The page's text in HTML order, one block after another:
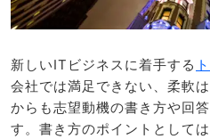
新しいITビジネスに着手する
会社では満足できない、柔軟
からも志望動機の書き方や回
す。書き方のポイントとして